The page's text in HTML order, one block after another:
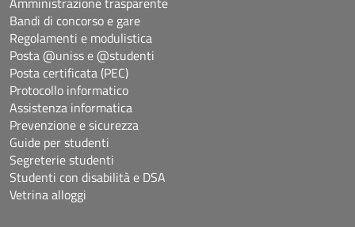
Bandi di concorso e gare
Regolamenti e modulistica
Posta @uniss e @studenti
Posta certificata (PEC)
Protocollo informatico
Assistenza informatica
Prevenzione e sicurezza
Guide per studenti
Segreterie studenti
Studenti con disabilità e DSA
Vetrina alloggi